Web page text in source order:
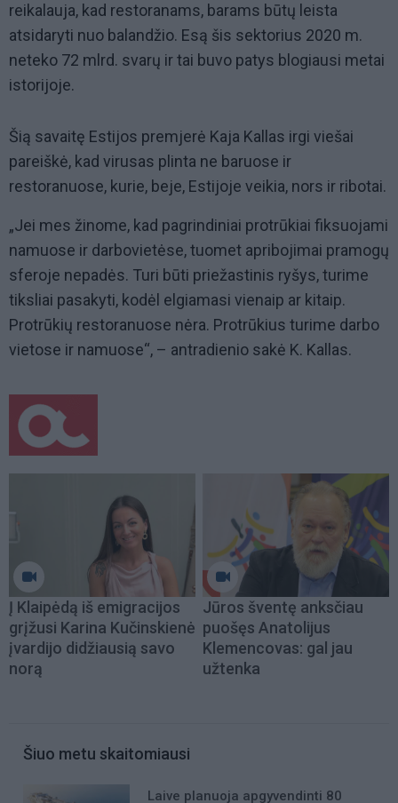
reikalauja, kad restoranams, barams būtų leista
atsidaryti nuo balandžio. Esą šis sektorius 2020 m.
neteko 72 mlrd. svarų ir tai buvo patys blogiausi metai
istorijoje.
Šią savaitę Estijos premjerė Kaja Kallas irgi viešai
pareiškė, kad virusas plinta ne baruose ir
restoranuose, kurie, beje, Estijoje veikia, nors ir ribotai.
„Jei mes žinome, kad pagrindiniai protrūkiai fiksuojami
namuose ir darbovietėse, tuomet apribojimai pramogų
sferoje nepadės. Turi būti priežastinis ryšys, turime
tiksliai pasakyti, kodėl elgiamasi vienaip ar kitaip.
Protrūkių restoranuose nėra. Protrūkius turime darbo
vietose ir namuose“, – antradienio sakė K. Kallas.
Į Klaipėdą iš emigracijos
grįžusi Karina Kučinskienė
įvardijo didžiausią savo
norą
Jūros šventę anksčiau
puošęs Anatolijus
Klemencovas: gal jau
užtenka
Šiuo metu skaitomiausi
Laive planuoja apgyvendinti 80